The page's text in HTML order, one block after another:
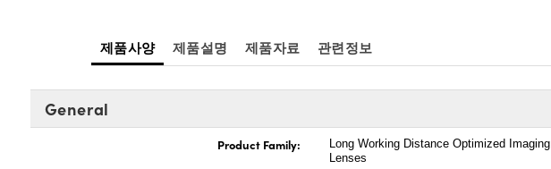
제품사양 제품설명 제품자료 관련정보
General
Product Family:
Long Working Distance Optimized Imaging
Lenses